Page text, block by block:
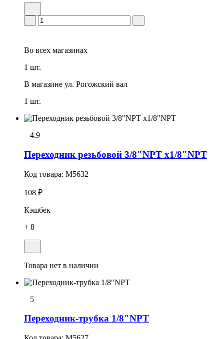
Во всех магазинах
1 шт.
В магазине ул. Рогожский вал
1 шт.
4.9
Переходник резьбовой 3/8"NPT x1/8"NPT
Код товара: M5632
108 ₽
Кэшбек
+ 8
Товара нет в наличии
5
Переходник-трубка 1/8"NPT